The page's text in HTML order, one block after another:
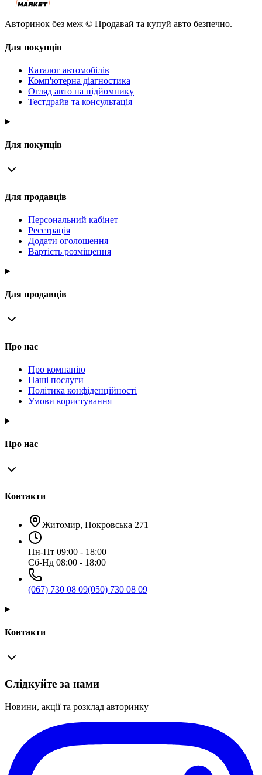
Авторинок без меж © Продавай та купуй авто безпечно.
Для покупців
Каталог автомобілів
Комп'ютерна діагностика
Огляд авто на підйомнику
Тестдрайв та консультація
Для покупців
Для продавців
Персональний кабінет
Реєстрація
Додати оголошення
Вартість розміщення
Для продавців
Про нас
Про компанію
Наші послуги
Політика конфіденційності
Умови користування
Про нас
Контакти
Житомир, Покровська 271
Пн-Пт 09:00 - 18:00
Сб-Нд 08:00 - 18:00
(067) 730 08 09(050) 730 08 09
Контакти
Слідкуйте за нами
Новини, акції та розклад авторинку